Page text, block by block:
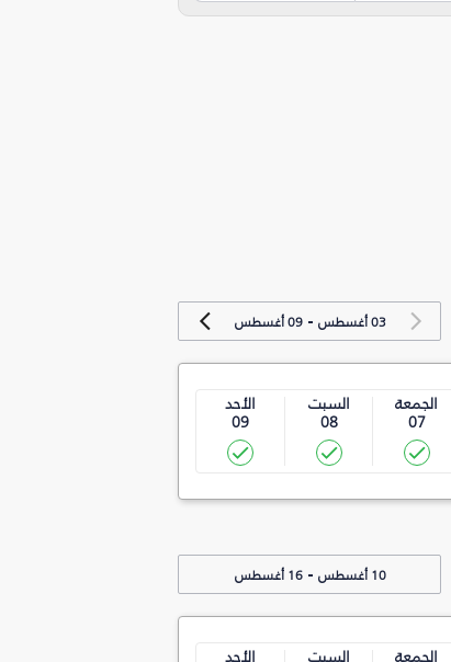
03 أغسطس -09 أغسطس
الجمعة
07
السبت
08
الأحد
09
10 أغسطس -16 أغسطس
الجمعة
السبت
الأحد